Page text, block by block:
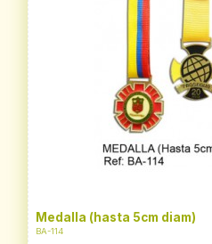
Medalla (hasta 5cm diam)
BA-114